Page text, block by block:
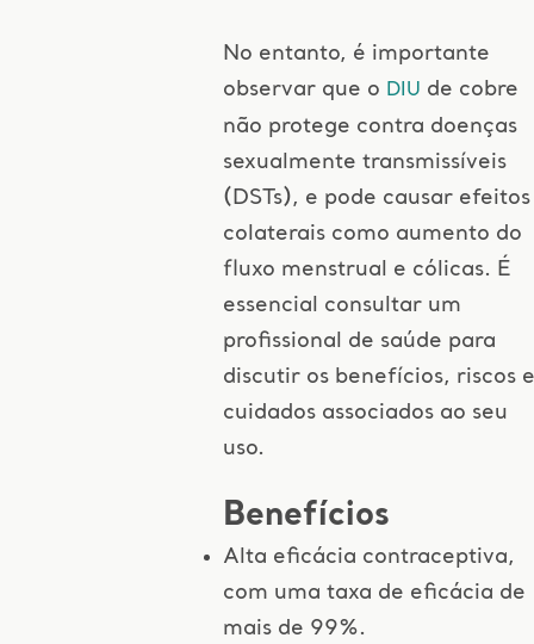
No entanto, é importante
observar que o DIU de cobre
não protege contra doenças
sexualmente transmissíveis
(DSTs), e pode causar efeitos
colaterais como aumento do
fluxo menstrual e cólicas. É
essencial consultar um
profissional de saúde para
discutir os benefícios, riscos e
cuidados associados ao seu
uso.
Benefícios
Alta eficácia contraceptiva,
com uma taxa de eficácia de
mais de 99%.